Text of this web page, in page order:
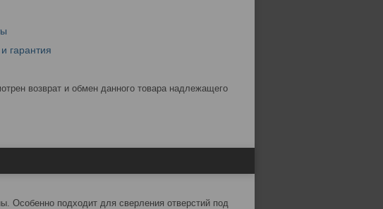
гарантия
Особенно подходит для сверления отверстий под